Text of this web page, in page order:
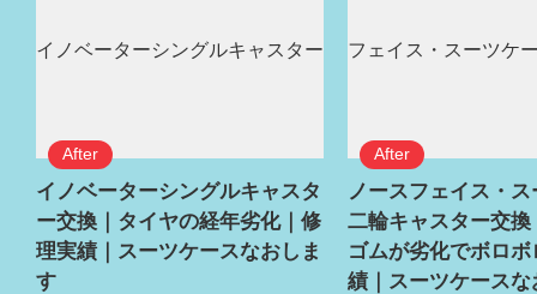
イノベーターシングルキャスタ
ー交換｜タイヤの経年劣化｜修
理実績｜スーツケースなおしま
す
ノースフェイス・
二輪キャスター交換
ゴムが劣化でボロ
績｜スーツケースな